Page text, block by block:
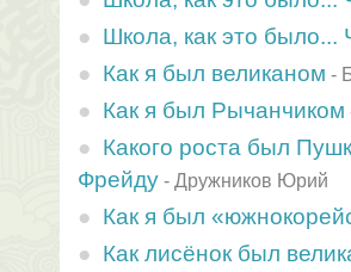
Школа, как это было...
Как я был великаном -
Как я был Рычанчиком
Какого роста был
Фрейду - Дружников Юрий
Как я был
Как лисёнок был